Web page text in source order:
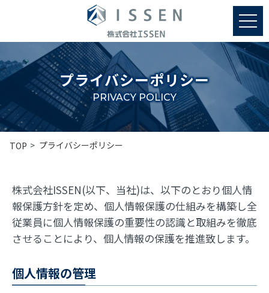
プライバシーポリシー
PRIVACY POLICY
TOP プライバシーポリシー
株式会社ISSEN(以下、当社)は、以下のとおり個人情
報保護方針を定め、個人情報保護の仕組みを構築し全
従業員に個人情報保護の重要性の認識と取組みを徹底
させることにより、個人情報の保護を推進致します。
個人情報の管理